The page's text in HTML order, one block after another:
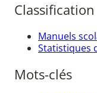
Classification
Manuels
Statistiques
Mots-clés